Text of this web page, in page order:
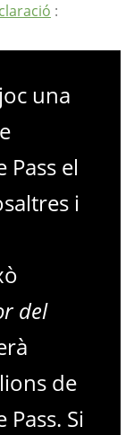
:
una
Pass el
i
del
de
Si